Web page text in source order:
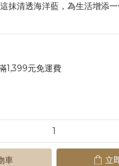
抹清透海洋藍，為生活增添
1,399元免運費
車 立